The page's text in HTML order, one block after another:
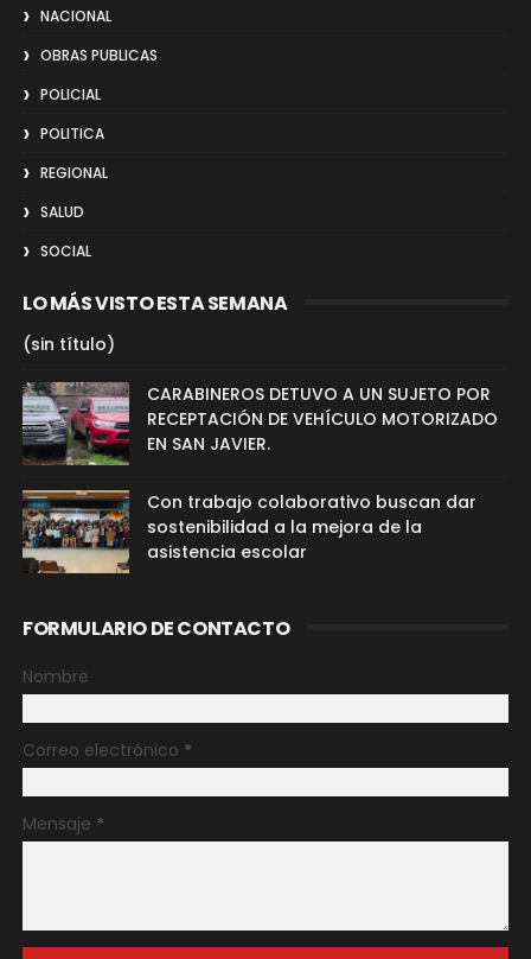
NACIONAL
OBRAS PUBLICAS
POLICIAL
POLITICA
REGIONAL
SALUD
SOCIAL
LO MÁS VISTO ESTA SEMANA
(sin título)
CARABINEROS DETUVO A UN SUJETO POR
RECEPTACIÓN DE VEHÍCULO MOTORIZADO
EN SAN JAVIER.
Con trabajo colaborativo buscan dar
sostenibilidad a la mejora de la
asistencia escolar
FORMULARIO DE CONTACTO
Nombre
Correo electrónico *
Mensaje *